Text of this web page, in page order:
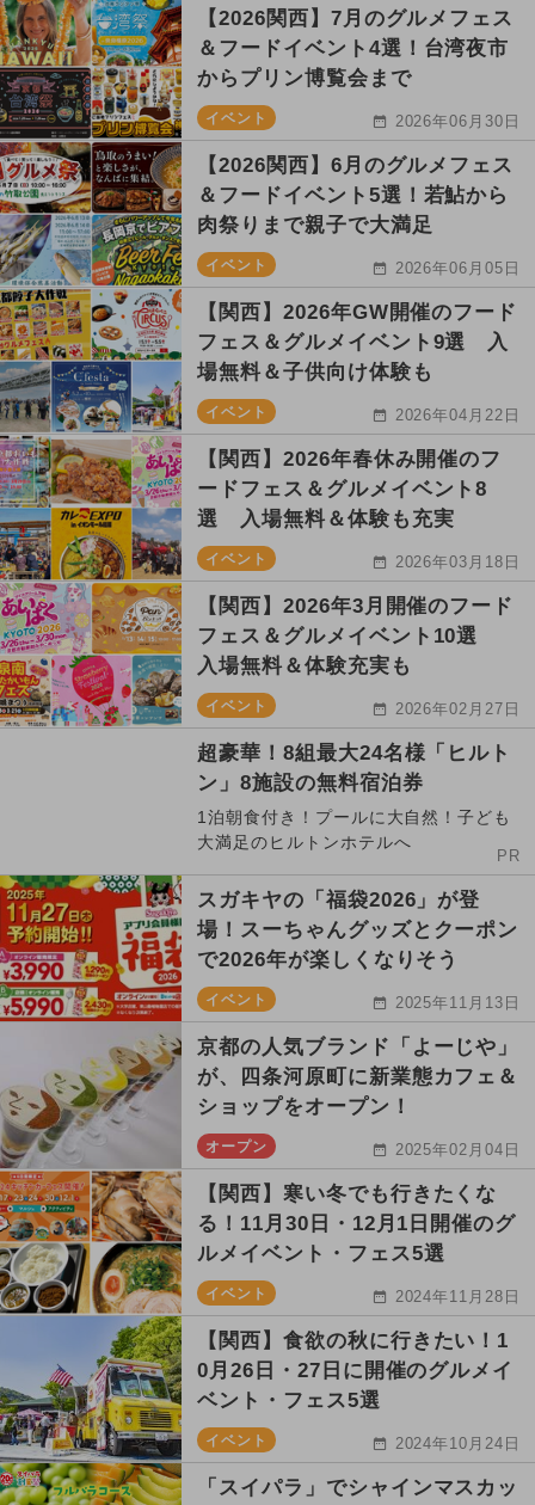
【2026関西】7月のグルメフェス
＆フードイベント4選！台湾夜市
からプリン博覧会まで
イベント 2026年06月30日
【2026関西】6月のグルメフェス
＆フードイベント5選！若鮎から
肉祭りまで親子で大満足
イベント 2026年06月05日
【関西】2026年GW開催のフード
フェス＆グルメイベント9選 入
場無料＆子供向け体験も
イベント 2026年04月22日
【関西】2026年春休み開催のフ
ードフェス＆グルメイベント8
選 入場無料＆体験も充実
イベント 2026年03月18日
【関西】2026年3月開催のフード
フェス＆グルメイベント10選
入場無料＆体験充実も
イベント 2026年02月27日
超豪華！8組最大24名様「ヒルト
ン」8施設の無料宿泊券
1泊朝食付き！プールに大自然！子ども
大満足のヒルトンホテルへ
PR
スガキヤの「福袋2026」が登
場！スーちゃんグッズとクーポン
で2026年が楽しくなりそう
イベント 2025年11月13日
京都の人気ブランド「よーじや」
が、四条河原町に新業態カフェ＆
ショップをオープン！
オープン 2025年02月04日
【関西】寒い冬でも行きたくな
る！11月30日・12月1日開催のグ
ルメイベント・フェス5選
イベント 2024年11月28日
【関西】食欲の秋に行きたい！1
0月26日・27日に開催のグルメイ
ベント・フェス5選
イベント 2024年10月24日
「スイパラ」でシャインマスカッ